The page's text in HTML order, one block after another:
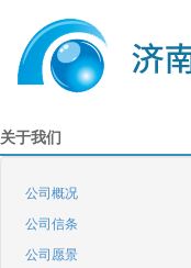
关于我们
公司概况
公司信条
公司愿景